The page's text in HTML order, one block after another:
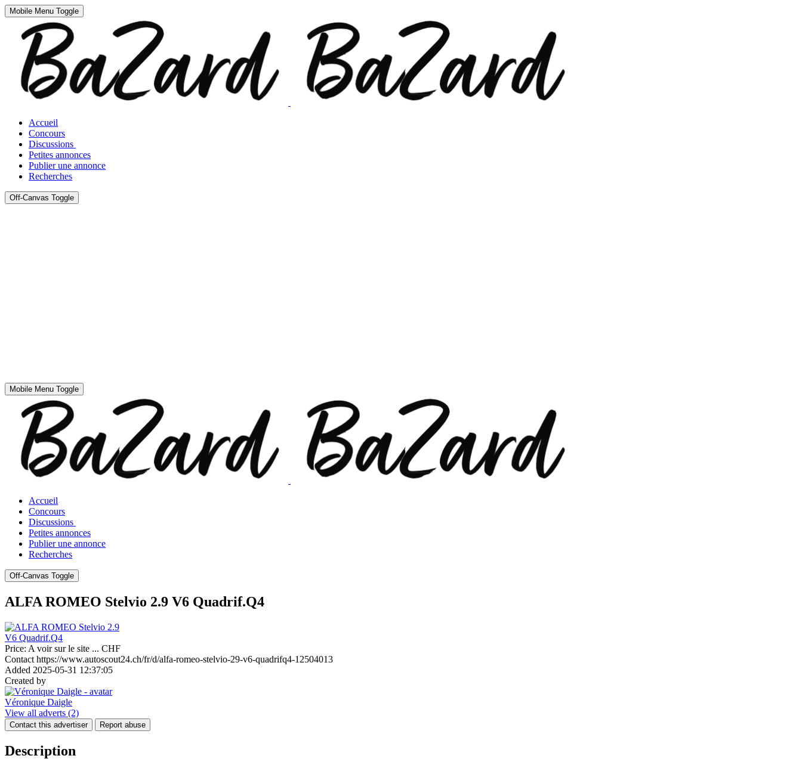
Mobile Menu Toggle
Accueil
Concours
Discussions
Petites annonces
Publier une annonce
Recherches
Off-Canvas Toggle
Mobile Menu Toggle
Accueil
Concours
Discussions
Petites annonces
Publier une annonce
Recherches
Off-Canvas Toggle
ALFA ROMEO Stelvio 2.9 V6 Quadrif.Q4
Price: A voir sur le site ... CHF
Contact https://www.autoscout24.ch/fr/d/alfa-romeo-stelvio-29-v6-quadrifq4-12504013
Added 2025-05-31 12:37:05
Created by
Véronique Daigle
View all adverts (2)
Contact this advertiser Report abuse
Description